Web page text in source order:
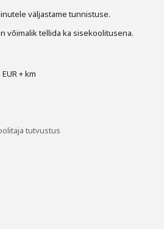
väljastame tunnistuse.
võimalik tellida ka sisekoolitusena.
EUR + km
tutvustus